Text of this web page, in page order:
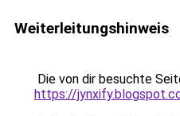
Weiterleitungshinweis
Die von dir besuchte
https://